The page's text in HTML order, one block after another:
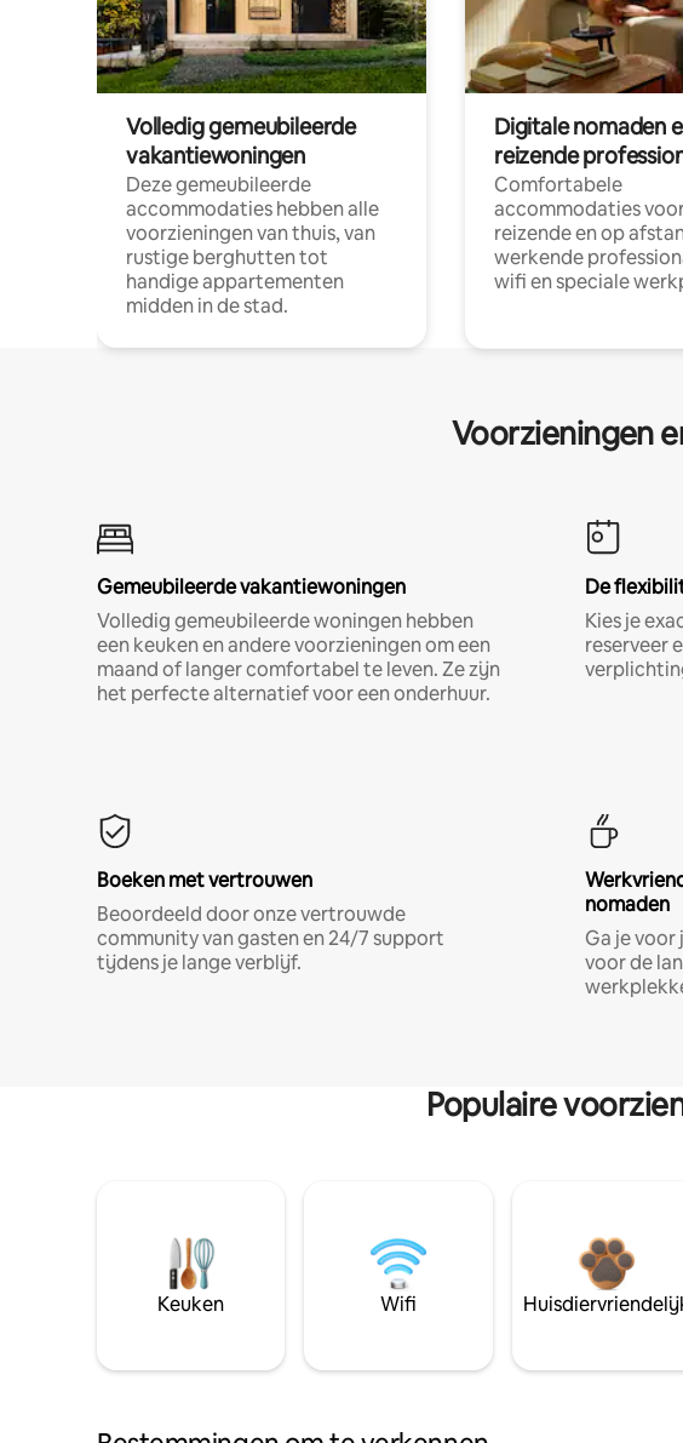
Volledig gemeubileerde
vakantiewoningen
Deze gemeubileerde
accommodaties hebben alle
voorzieningen van thuis, van
rustige berghutten tot
handige appartementen
midden in de stad.
Digitale nomaden
reizende
Comfortabele
accommodaties
reizende en op
werkende
wifi en speciale
Voorzieningen
Gemeubileerde vakantiewoningen
Volledig gemeubileerde woningen hebben
een keuken en andere voorzieningen om een
maand of langer comfortabel te leven. Ze zijn
het perfecte alternatief voor een onderhuur.
De
Kies je
reserveer
Boeken met vertrouwen
Beoordeeld door onze vertrouwde
community van gasten en 24/7 support
tijdens je lange verblijf.
nomaden
Ga je voor
voor de
Populaire
Keuken Wifi